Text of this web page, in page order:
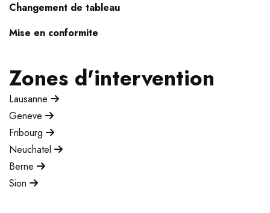
Changement de tableau
Mise en conformite
Zones d'intervention
Lausanne
Geneve
Fribourg
Neuchatel
Berne
Sion